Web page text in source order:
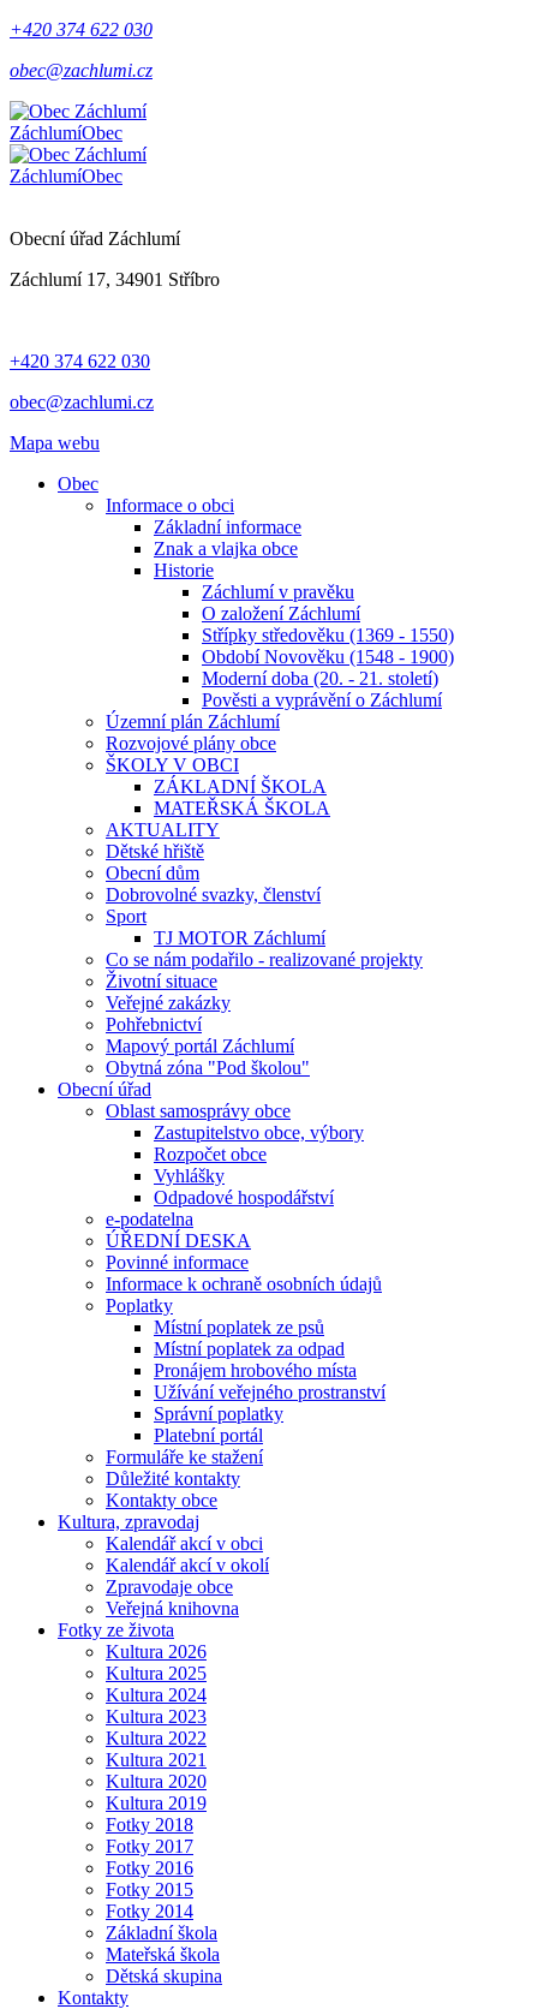
+420 374 622 030
obec@zachlumi.cz
ZáchlumíObec
ZáchlumíObec
Obecní úřad Záchlumí
Záchlumí 17, 34901 Stříbro
+420 374 622 030
obec@zachlumi.cz
Mapa webu
Obec
Informace o obci
Základní informace
Znak a vlajka obce
Historie
Záchlumí v pravěku
O založení Záchlumí
Střípky středověku (1369 - 1550)
Období Novověku (1548 - 1900)
Moderní doba (20. - 21. století)
Pověsti a vyprávění o Záchlumí
Územní plán Záchlumí
Rozvojové plány obce
ŠKOLY V OBCI
ZÁKLADNÍ ŠKOLA
MATEŘSKÁ ŠKOLA
AKTUALITY
Dětské hřiště
Obecní dům
Dobrovolné svazky, členství
Sport
TJ MOTOR Záchlumí
Co se nám podařilo - realizované projekty
Životní situace
Veřejné zakázky
Pohřebnictví
Mapový portál Záchlumí
Obytná zóna "Pod školou"
Obecní úřad
Oblast samosprávy obce
Zastupitelstvo obce, výbory
Rozpočet obce
Vyhlášky
Odpadové hospodářství
e-podatelna
ÚŘEDNÍ DESKA
Povinné informace
Informace k ochraně osobních údajů
Poplatky
Místní poplatek ze psů
Místní poplatek za odpad
Pronájem hrobového místa
Užívání veřejného prostranství
Správní poplatky
Platební portál
Formuláře ke stažení
Důležité kontakty
Kontakty obce
Kultura, zpravodaj
Kalendář akcí v obci
Kalendář akcí v okolí
Zpravodaje obce
Veřejná knihovna
Fotky ze života
Kultura 2026
Kultura 2025
Kultura 2024
Kultura 2023
Kultura 2022
Kultura 2021
Kultura 2020
Kultura 2019
Fotky 2018
Fotky 2017
Fotky 2016
Fotky 2015
Fotky 2014
Základní škola
Mateřská škola
Dětská skupina
Kontakty